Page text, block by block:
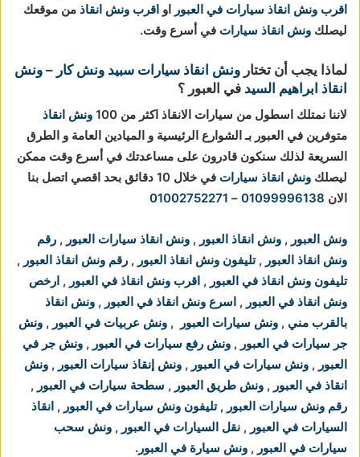
اقرب ونش انقاذ سيارات في العبور او اقرب ونش انقاذ من موقعك
ليصلك ونش انقاذ سيارات في أسرع وقت.
لماذا يجب أن تختار ونش انقاذ سيارات سبيد ونش كار – ونش
انقاذ ابراهيم السيد في العبور ؟
لاننا نمتلك اسطول من سيارات الانقاذ اكثر من 100
ونش انقاذ
متوفرين في العبور بـ الشوارع الرئيسية و الميادين العامة و الطرق
السريعة لذلك سنكون قادرون على مساعدتك في أسرع وقت ممكن
ليصلك ونش انقاذ سيارات
في خلال 10 دقائق بحد اقصي اتصل بنا
الان 01099996138
–
01002752271
ونش العبور , ونش انقاذ العبور , ونش انقاذ سيارات العبور , رقم
ونش انقاذ العبور ,تليفون ونش انقاذ العبور , رقم ونش انقاذ العبور ,
تليفون ونش انقاذ في العبور , اقرب ونش انقاذ في العبور , ارخص
ونش انقاذ في العبور , اسرع ونش انقاذ في العبور , ونش انقاذ
بالقرب مني , ونش سيارات العبور , ونش عربيات في العبور , ونش
جر سيارات في العبور , ونش رفع سيارات في العبور , ونش جر في
العبور , ونش سيارات في العبور , ونش إنقاذ سيارات العبور , ونش
انقاذ في العبور , ونش طريق العبور , سطحة سيارات في العبور ,
رقم ونش سيارات العبور ,تليفون ونش سيارات في العبور , انقاذ
السيارات في العبور , نقل السيارات في العبور , ونش سحب
سيارات في العبور , ونش سيارة في العبور .